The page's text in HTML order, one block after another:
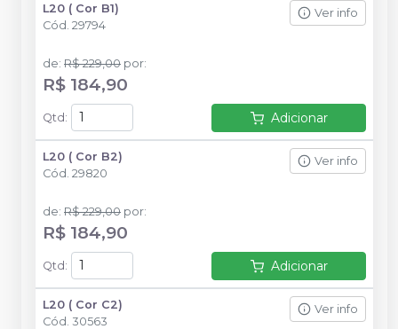
L20 ( Cor B1)
Cód. 29794
Ver info
de: R$ 229,00 por:
R$ 184,90
Qtd : Adicionar
L20 ( Cor B2)
Cód. 29820
Ver info
de: R$ 229,00 por:
R$ 184,90
Qtd : Adicionar
L20 ( Cor C2)
Cód. 30563
Ver info